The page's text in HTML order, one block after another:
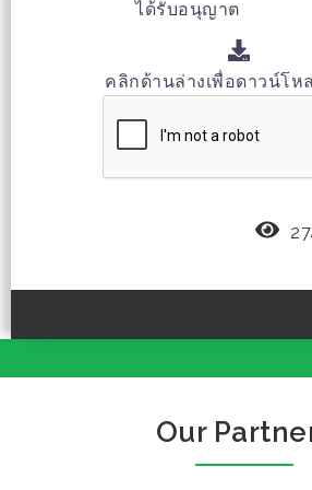
ได้รับอนุญาต
คลิกด้านล่างเพื่อดาวน์โห
Our